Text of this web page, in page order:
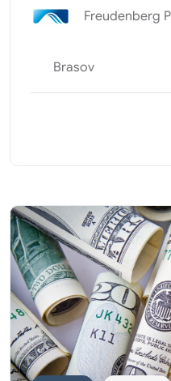
Freudenberg
Brasov